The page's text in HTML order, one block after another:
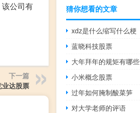
公司有
下一篇
业达股票
猜你想看的文章
xdz是什么缩写什么梗
蓝晓科技股票
大年拜年的规矩有哪些
小米概念股票
过年如何腌制酸菜笋
对大学老师的评语